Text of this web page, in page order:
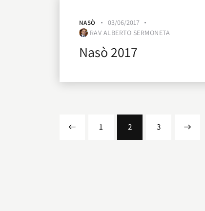
NASÒ
03/06/2017
RAV ALBERTO SERMONETA
Nasò 2017
1 2 3